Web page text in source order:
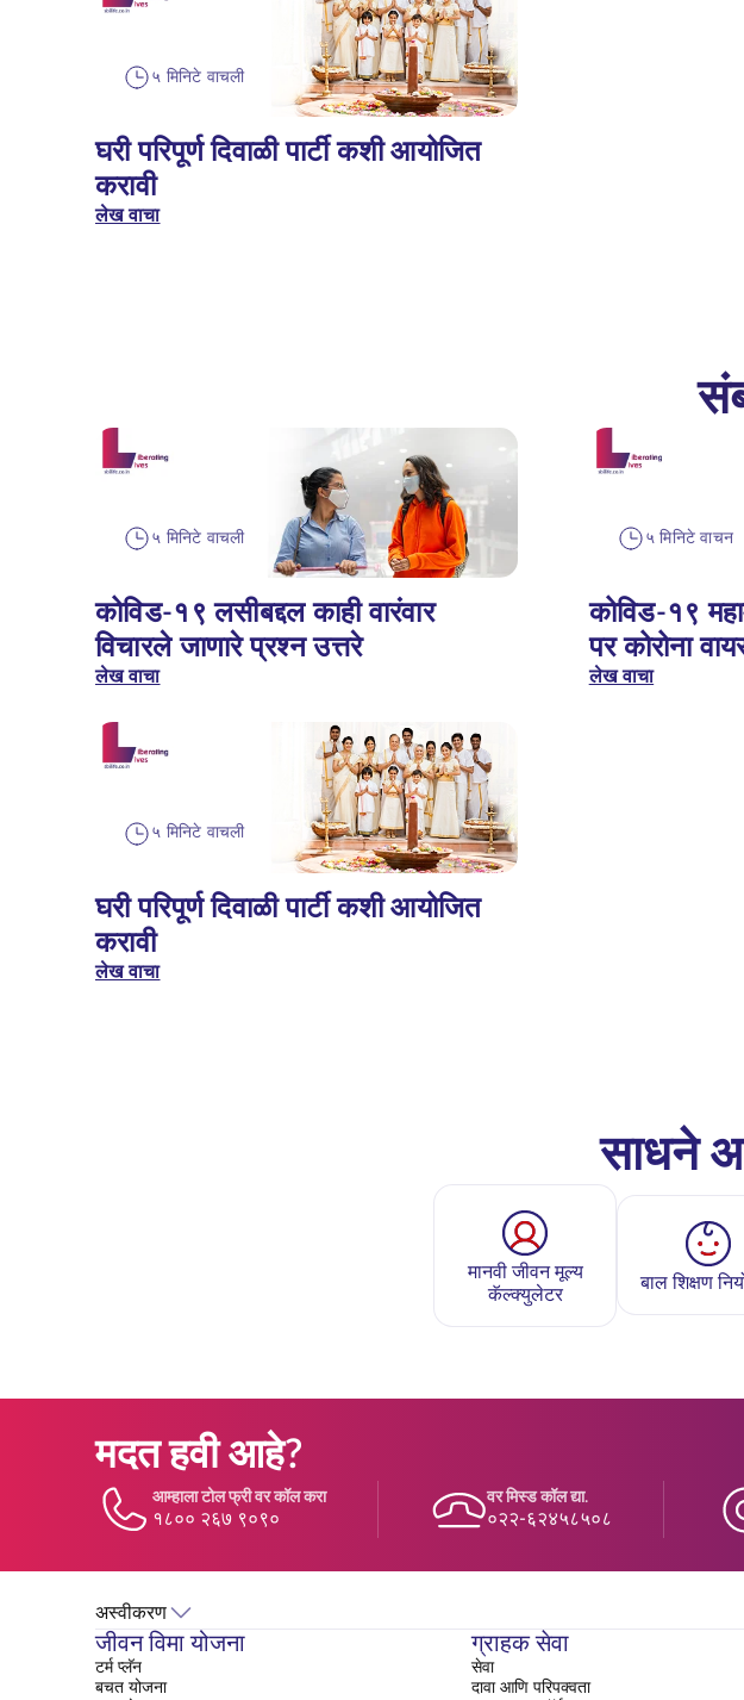
५ मिनिटे वाचली
घरी परिपूर्ण दिवाळी पार्टी कशी आयोजित
करावी
लेख वाचा
५ मिनिटे वाचली
कोविड-१९ लसीबद्दल काही वारंवार
विचारले जाणारे प्रश्न उत्तरे
लेख वाचा
५ मिनिटे वाचन
कोविड-१९
पर कोरोना
लेख वाचा
५ मिनिटे वाचली
घरी परिपूर्ण दिवाळी पार्टी कशी आयोजित
करावी
लेख वाचा
साधने
मानवी जीवन मूल्य
कॅल्क्युलेटर
बाल शिक्षण
मदत हवी आहे?
आम्हाला टोल फ्री वर कॉल करा
१८०० २६७ ९०९०
वर मिस्ड कॉल द्या.
०२२-६२४५८५०८
अस्वीकरण
जीवन विमा योजना
टर्म प्लॅन
बचत योजना
ग्राहक सेवा
सेवा
दावा आणि परिपक्वता